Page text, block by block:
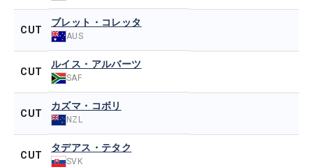
CUT
ブレット・コレッタ
AUS
CUT
ルイス・アルバーツ
SAF
CUT
カズマ・コボリ
NZL
CUT
タデアス・テタク
SVK